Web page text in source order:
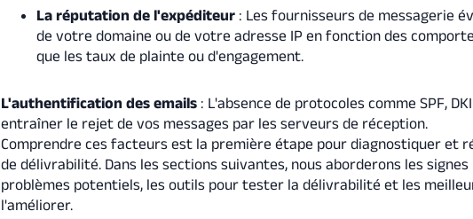
La réputation de l'expéditeur : Les fournisseurs de messagerie
de votre domaine ou de votre adresse IP en fonction des
que les taux de plainte ou d'engagement.
L'authentification des emails : L'absence de protocoles comme SPF,
entraîner le rejet de vos messages par les serveurs de réception.
Comprendre ces facteurs est la première étape pour diagnostiquer et
de délivrabilité. Dans les sections suivantes, nous aborderons les
problèmes potentiels, les outils pour tester la délivrabilité et les
l'améliorer.